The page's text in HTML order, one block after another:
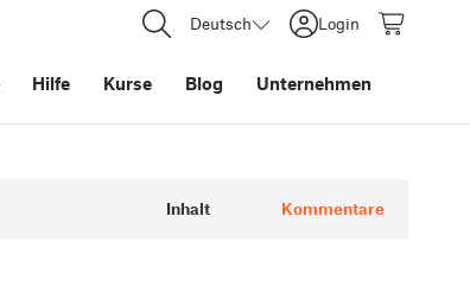
Deutsch Login
Hilfe Kurse Blog Unternehmen
Inhalt Kommentare